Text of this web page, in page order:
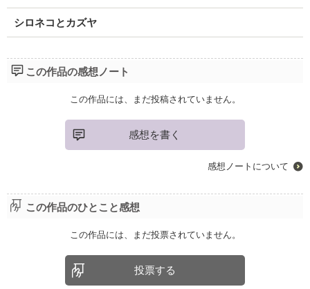
シロネコとカズヤ
この作品の感想ノート
この作品には、まだ投稿されていません。
感想を書く
感想ノートについて
この作品のひとこと感想
この作品には、まだ投票されていません。
投票する